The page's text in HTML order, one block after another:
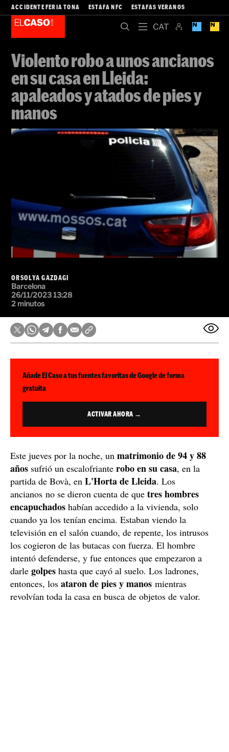
ACCIDENTE FERIA TONA ESTAFA NFC ESTAFAS VERANOS
Violento robo a unos ancianos
en su casa en Lleida:
apaleados y atados de pies y
manos
ORSOLYA GAZDAGI
Barcelona
26/11/2023 13:28
2 minutos
Añade El Caso a tus fuentes favoritas de Google de forma
gratuita
ACTIVAR AHORA →
Este jueves por la noche, un matrimonio de 94 y 88
años sufrió un escalofriante robo en su casa, en la
partida de Bovà, en L'Horta de Lleida. Los
ancianos no se dieron cuenta de que tres hombres
encapuchados habían accedido a la vivienda, solo
cuando ya los tenían encima. Estaban viendo la
televisión en el salón cuando, de repente, los intrusos
los cogieron de las butacas con fuerza. El hombre
intentó defenderse, y fue entonces que empezaron a
darle golpes hasta que cayó al suelo. Los ladrones,
entonces, los ataron de pies y manos mientras
revolvían toda la casa en busca de objetos de valor.